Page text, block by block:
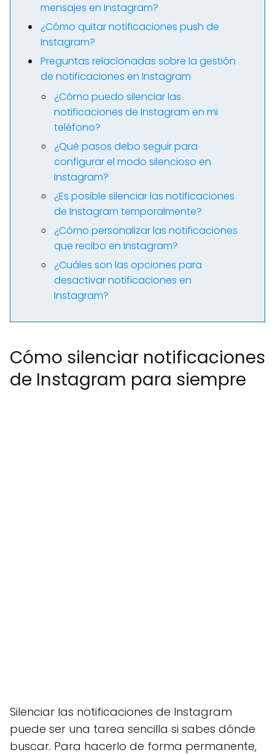
mensajes en Instagram?
¿Cómo quitar notificaciones push de
Instagram?
Preguntas relacionadas sobre la gestión
de notificaciones en Instagram
¿Cómo puedo silenciar las
notificaciones de Instagram en mi
teléfono?
¿Qué pasos debo seguir para
configurar el modo silencioso en
Instagram?
¿Es posible silenciar las notificaciones
de Instagram temporalmente?
¿Cómo personalizar las notificaciones
que recibo en Instagram?
¿Cuáles son las opciones para
desactivar notificaciones en
Instagram?
Cómo silenciar notificaciones
de Instagram para siempre
Silenciar las notificaciones de Instagram
puede ser una tarea sencilla si sabes dónde
buscar. Para hacerlo de forma permanente,